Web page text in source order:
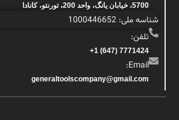
5700، خیابان یانگ، واحد 200، تورنتو، کانادا
شناسه ملی: 1000446652
تلفن:
7771424 (647) 1+
Email:
generaltoolscompany@gmail.com